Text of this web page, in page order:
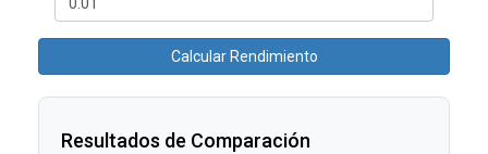
Calcular Rendimiento
Resultados de Comparación